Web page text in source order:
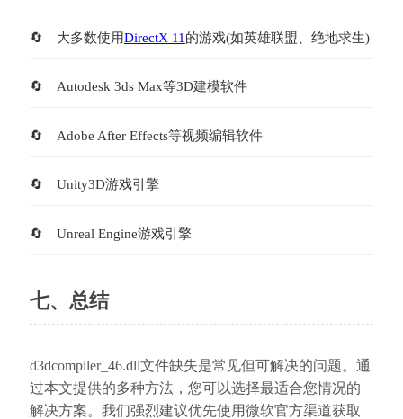
大多数使用DirectX 11 的游戏(如英雄联盟、绝地求生)
Autodesk 3ds Max等3D建模软件
Adobe After Effects等视频编辑软件
Unity3D游戏引擎
Unreal Engine游戏引擎
七、总结
d3dcompiler_46.dll文件缺失是常见但可解决的问题。通
过本文提供的多种方法，您可以选择最适合您情况的
解决方案。我们强烈建议优先使用微软官方渠道获取